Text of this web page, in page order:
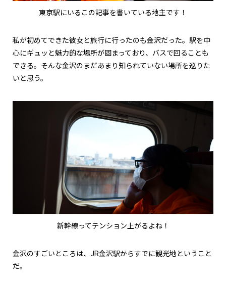
東京駅にいるこの記事を書いている地主です！
私が初めてできた彼女と旅行に行ったのも金沢だった。駅を中
心にギュッと魅力的な場所が固まっており、バスで回ることも
できる。そんな金沢のまだあまり知られていない場所を巡りた
いと思う。
新幹線ってテンション上がるよね！
金沢のすごいところは、JR金沢駅からすでに観光地ということ
だ。